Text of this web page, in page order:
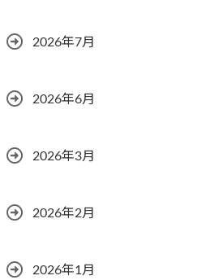
2026年7月
2026年6月
2026年3月
2026年2月
2026年1月